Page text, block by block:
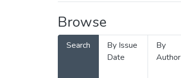
Browse
Search
By Issue
Date
By
Author